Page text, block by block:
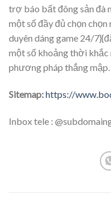
trợ báo bất đông sản đà
một số đầy đủ chọn
duyên dáng game 24/
một số khoảng thời
phương pháp thắng mập.
Sitemap:https://
Inbox tele :